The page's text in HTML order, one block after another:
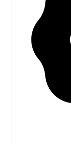
ve çevredeki
Gümüldür
her
potansiyeline
çıkarırken,
ve sıcaklığını
bekliyoruz.
ve masmavi
Gümüldür
,
ağırlamaya
için